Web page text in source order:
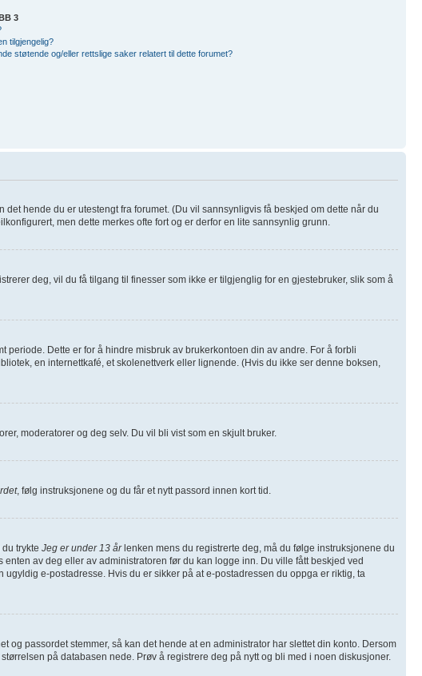
3
tilgjengelig?
støtende og/eller rettslige saker relatert til dette forumet?
hende du er utestengt fra forumet. (Du vil sannsynligvis få beskjed om dette når du
men dette merkes ofte fort og er derfor en lite sannsynlig grunn.
deg, vil du få tilgang til finesser som ikke er tilgjenglig for en gjestebruker, slik som å
Dette er for å hindre misbruk av brukerkontoen din av andre. For å forbli
en internettkafé, et skolenettverk eller lignende. (Hvis du ikke ser denne boksen,
moderatorer og deg selv. Du vil bli vist som en skjult bruker.
, følg instruksjonene og du får et nytt passord innen kort tid.
trykte Jeg er under 13 årlenken mens du registrerte deg, må du følge instruksjonene du
av deg eller av administratoren før du kan logge inn. Du ville fått beskjed ved
e-postadresse. Hvis du er sikker på at e-postadressen du oppga er riktig, ta
passordet stemmer, så kan det hende at en administrator har slettet din konto. Dersom
på databasen nede. Prøv å registrere deg på nytt og bli med i noen diskusjoner.